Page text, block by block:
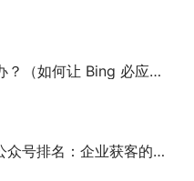
Bing 必应收录你的网站图标）
名：企业获客的实用指南